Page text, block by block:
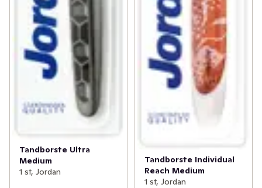
Tandborste Ultra
Medium
1 st, Jordan
Tandborste Individual
Reach Medium
1 st, Jordan